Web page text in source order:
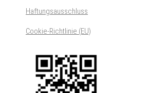
Haftungsausschluss
Cookie-Richtlinie (EU)